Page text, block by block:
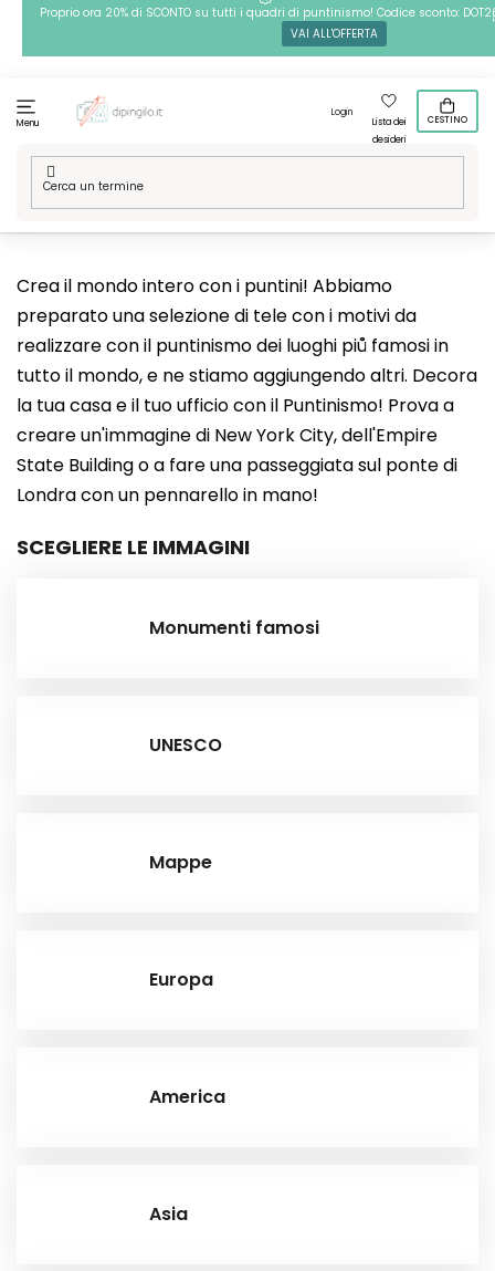
PassaProprio ora 20% di SCONTO su tutti i quadri di puntinismo! Codice sconto:
VAI ALL'OFFERTA
Menu
Login
Lista dei
desideri
CESTINO
Crea il mondo intero con i puntini! Abbiamo
preparato una selezione di tele con i motivi da
realizzare con il puntinismo dei luoghi piů famosi in
tutto il mondo, e ne stiamo aggiungendo altri. Decora
la tua casa e il tuo ufficio con il Puntinismo! Prova a
creare un'immagine di New York City, dell'Empire
State Building o a fare una passeggiata sul ponte di
Londra con un pennarello in mano!
SCEGLIERE LE IMMAGINI
Monumenti famosi
UNESCO
Mappe
Europa
America
Asia